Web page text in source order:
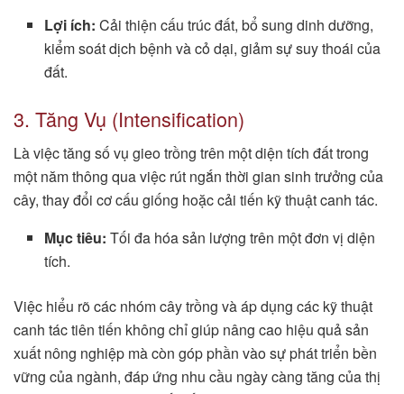
Lợi ích: Cải thiện cấu trúc đất, bổ sung dinh dưỡng,
kiểm soát dịch bệnh và cỏ dại, giảm sự suy thoái của
đất.
3. Tăng Vụ (Intensification)
Là việc tăng số vụ gieo trồng trên một diện tích đất trong
một năm thông qua việc rút ngắn thời gian sinh trưởng của
cây, thay đổi cơ cấu giống hoặc cải tiến kỹ thuật canh tác.
Mục tiêu: Tối đa hóa sản lượng trên một đơn vị diện
tích.
Việc hiểu rõ các nhóm cây trồng và áp dụng các kỹ thuật
canh tác tiên tiến không chỉ giúp nâng cao hiệu quả sản
xuất nông nghiệp mà còn góp phần vào sự phát triển bền
vững của ngành, đáp ứng nhu cầu ngày càng tăng của thị